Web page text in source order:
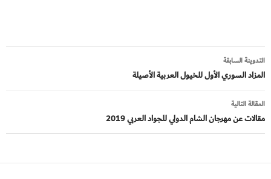
تصفّح
المقالات
التدوينة السابقة
المزاد السوري الأول للخيول العربية الأصيلة
المقالة التالية
مقالات عن مهرجان الشام الدولي للجواد العربي 2019